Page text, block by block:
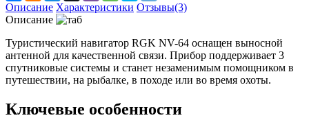
Описание Характеристики Отзывы(3)
Описание
Туристический навигатор RGK NV-64 оснащен выносной
антенной для качественной связи. Прибор поддерживает 3
спутниковые системы и станет незаменимым помощником в
путешествии, на рыбалке, в походе или во время охоты.
Ключевые особенности